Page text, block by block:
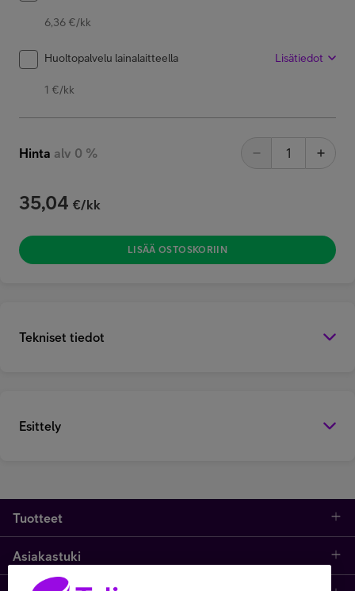
6,36 €/kk
Huoltopalvelu lainalaitteella Lisätiedot
1 €/kk
Hinta alv 0 %
35,04 €/kk
LISÄÄ OSTOSKORIIN
Tekniset tiedot
Esittely
Tuotteet
Kauppa
Asiakastuki